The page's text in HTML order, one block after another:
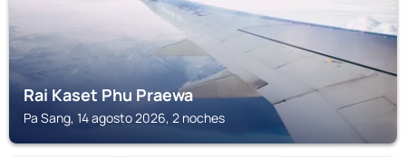
Rai Kaset Phu Praewa
Pa Sang, 14 agosto 2026, 2 noches